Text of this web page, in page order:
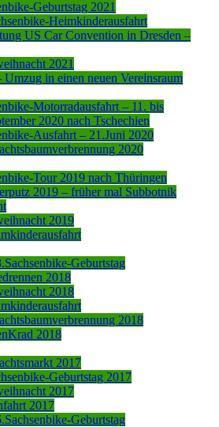
Geburtstag 2021
Heimkinderausfahrt
US Car Convention in Dresden –
2021
Umzug in einen neuen Vereinsraum
Motorradausfahrt – 11. bis
2020 nach Tschechien
Ausfahrt – 21.Juni 2020
2020
Tour 2019 nach Thüringen
2019 – früher mal Subbotnik
2019
Geburtstag
2018
2018
2018
2018
2017
Geburtstag 2017
2017
2017
Geburtstag